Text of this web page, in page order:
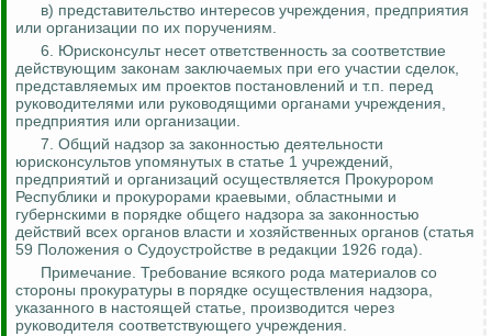
в) представительство интересов учреждения, предприятия
или организации по их поручениям.
6. Юрисконсульт несет ответственность за соответствие
действующим законам заключаемых при его участии сделок,
представляемых им проектов постановлений и т.п. перед
руководителями или руководящими органами учреждения,
предприятия или организации.
7. Общий надзор за законностью деятельности
юрисконсультов упомянутых в статье 1 учреждений,
предприятий и организаций осуществляется Прокурором
Республики и прокурорами краевыми, областными и
губернскими в порядке общего надзора за законностью
действий всех органов власти и хозяйственных органов (статья
59 Положения о Судоустройстве в редакции 1926 года).
Примечание. Требование всякого рода материалов со
стороны прокуратуры в порядке осуществления надзора,
указанного в настоящей статье, производится через
руководителя соответствующего учреждения.